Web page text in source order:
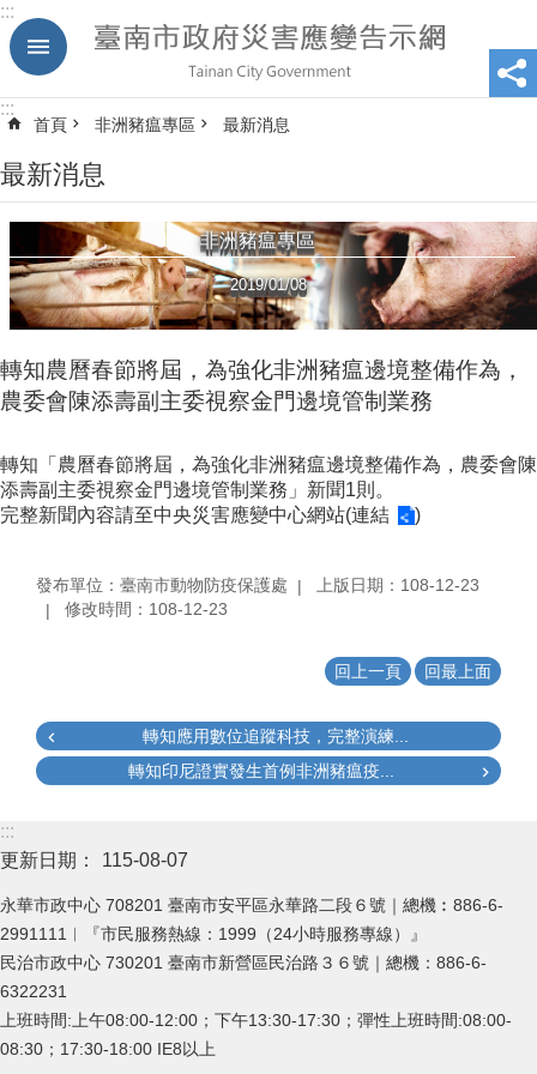
跳到主要內容區塊
:::
:::
首頁 非洲豬瘟專區 最新消息
最新消息
非洲豬瘟專區
2019/01/08
轉知農曆春節將屆，為強化非洲豬瘟邊境整備作為，
農委會陳添壽副主委視察金門邊境管制業務
轉知「農曆春節將屆，為強化非洲豬瘟邊境整備作為，農委會陳
添壽副主委視察金門邊境管制業務」新聞1則。
完整新聞內容請至中央災害應變中心網站(連結 )
發布單位：臺南市動物防疫保護處
上版日期：108-12-23
修改時間：108-12-23
回上一頁 回最上面
轉知應用數位追蹤科技，完整演練...
轉知印尼證實發生首例非洲豬瘟疫...
:::
更新日期：
115-08-07
永華市政中心 708201 臺南市安平區永華路二段６號｜總機︰886-6-
2991111︱『市民服務熱線：1999（24小時服務專線）』
民治市政中心 730201 臺南市新營區民治路３６號｜總機：886-6-
6322231
上班時間:上午08:00-12:00；下午13:30-17:30；彈性上班時間:08:00-
08:30；17:30-18:00 IE8以上